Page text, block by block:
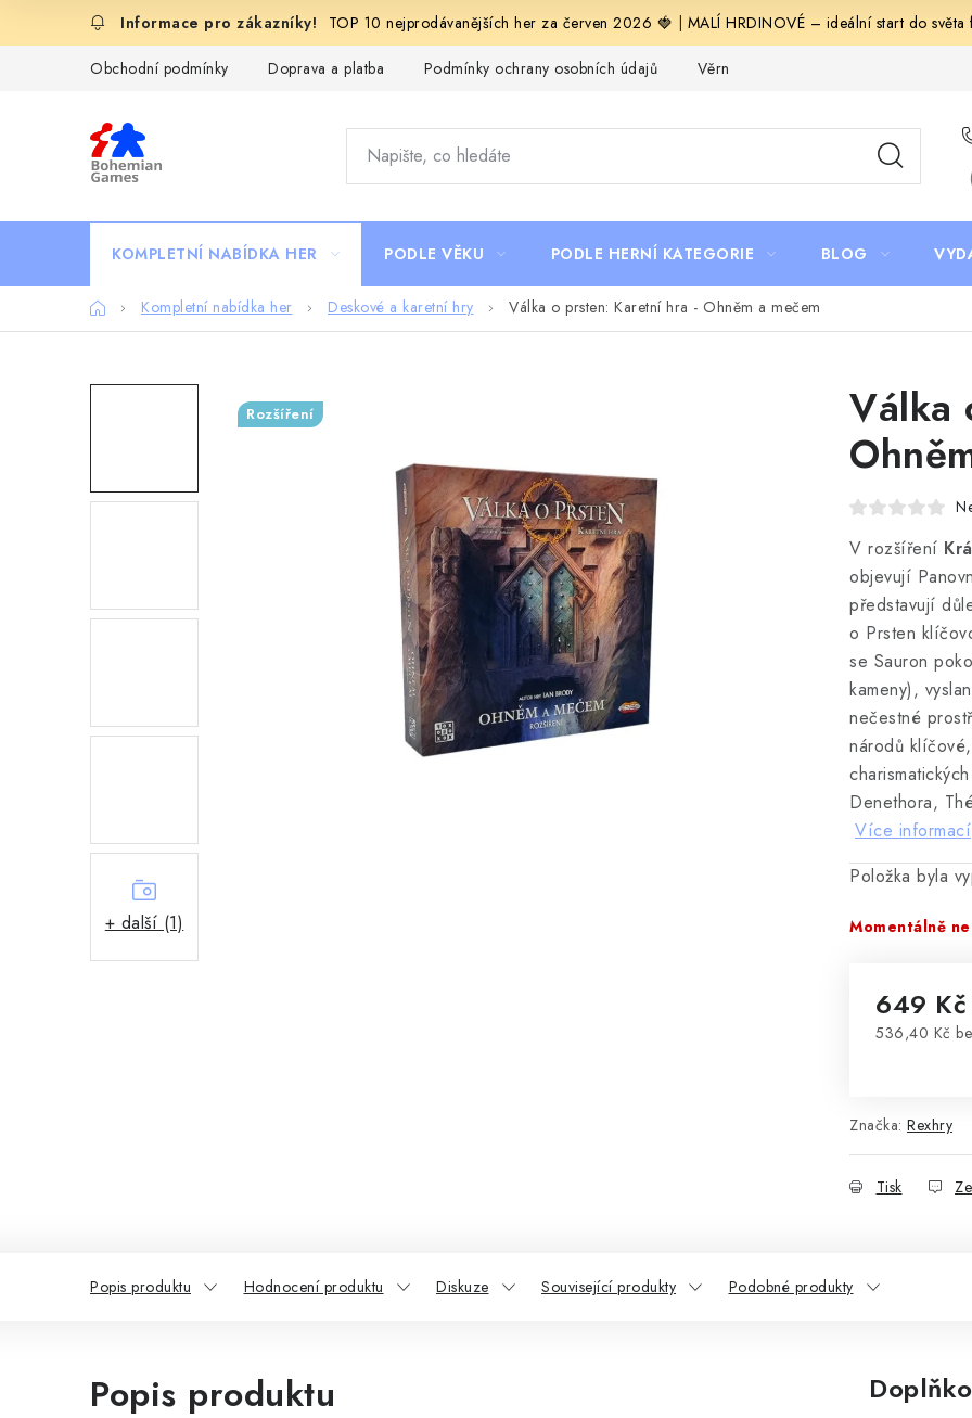
TOP 10 nejprodávanějších her za červen 2026 🍓 MALÍ HRDINOVÉ – ideální start do
Obchodní podmínky Doprava a platba Podmínky ochrany osobních údajů Věrnostní program Staň se bohémem!
KOMPLETNÍ NABÍDKA HER PODLE VĚKU PODLE HERNÍ KATEGORIE BLOG
DomůKompletní nabídka her Deskové a karetní hry Válka o prsten: Karetní hra - Ohněm a mečem
+ další (1)
Válka
V rozšíření
objevují
představují
o Prsten
se Sauron
kameny),
nečestné
národů
Denethora,
Více informací
Položka byla
Momentálně
649 Kč
536,40 Kč
Značka: Rexhry
Tisk
Rozšíření
Popis produktu Hodnocení produktu Diskuze Související produkty Podobné produkty
Popis produktu